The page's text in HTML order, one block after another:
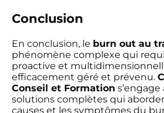
Conclusion
En conclusion, le burn out au
phénomène complexe qui
proactive et
efficacement géré et prévenu.
Conseil et Formation
solutions complètes qui
causes et les symptômes du